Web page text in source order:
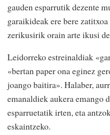
gauden esparrutik dezente
garaikideak ere bere
zerikusirik orain arte ikusi
Leidorreko estreinaldiak
«bertan paper ona eginez
joango baitira». Halaber,
emanaldiek aukera emango
esparruetatik irten, eta
eskaintzeko.